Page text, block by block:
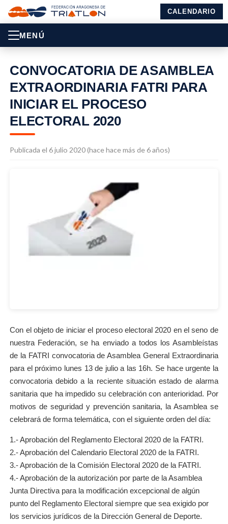
CALENDARIO
MENÚ
CONVOCATORIA DE ASAMBLEA
EXTRAORDINARIA FATRI PARA
INICIAR EL PROCESO
ELECTORAL 2020
Publicada el 6 julio 2020 (hace hace más de 6 años)
Con el objeto de iniciar el proceso electoral 2020 en el seno de
nuestra Federación, se ha enviado a todos los Asambleístas
de la FATRI convocatoria de Asamblea General Extraordinaria
para el próximo lunes 13 de julio a las 16h. Se hace urgente la
convocatoria debido a la reciente situación estado de alarma
sanitaria que ha impedido su celebración con anterioridad. Por
motivos de seguridad y prevención sanitaria, la Asamblea se
celebrará de forma telemática, con el siguiente orden del día:
1.- Aprobación del Reglamento Electoral 2020 de la FATRI.
2.- Aprobación del Calendario Electoral 2020 de la FATRI.
3.- Aprobación de la Comisión Electoral 2020 de la FATRI.
4.- Aprobación de la autorización por parte de la Asamblea
Junta Directiva para la modificación excepcional de algún
punto del Reglamento Electoral siempre que sea exigido por
los servicios jurídicos de la Dirección General de Deporte.